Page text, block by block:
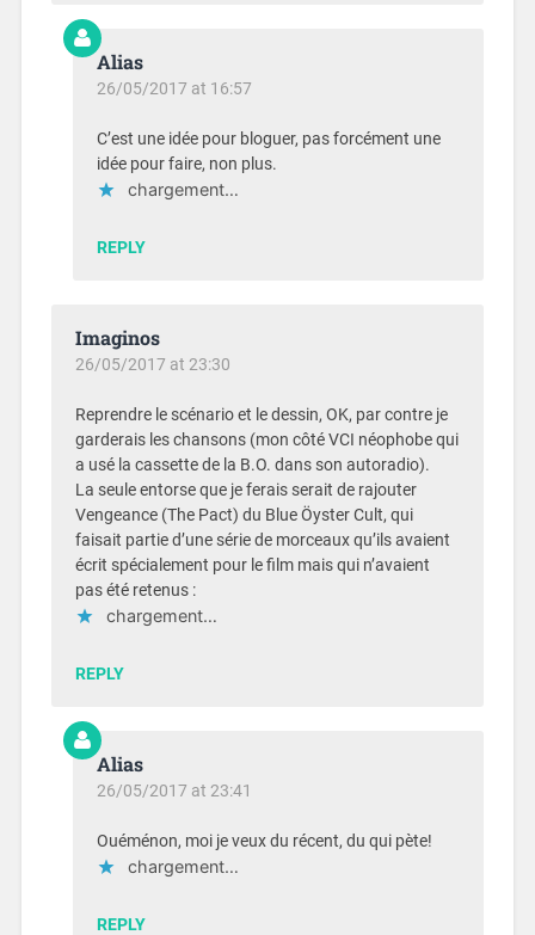
Alias
26/05/2017 at 16:57
C’est une idée pour bloguer, pas forcément une
idée pour faire, non plus.
chargement…
REPLY
Imaginos
26/05/2017 at 23:30
Reprendre le scénario et le dessin, OK, par contre je
garderais les chansons (mon côté VCI néophobe qui
a usé la cassette de la B.O. dans son autoradio).
La seule entorse que je ferais serait de rajouter
Vengeance (The Pact) du Blue Öyster Cult, qui
faisait partie d’une série de morceaux qu’ils avaient
écrit spécialement pour le film mais qui n’avaient
pas été retenus :
chargement…
REPLY
Alias
26/05/2017 at 23:41
Ouéménon, moi je veux du récent, du qui pète!
chargement…
REPLY